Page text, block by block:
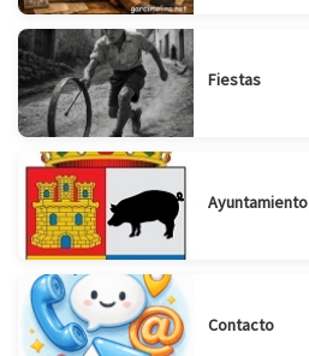
Fiestas
Ayuntamiento
Contacto